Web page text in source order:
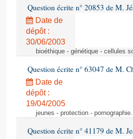
Question écrite n° 20853 de M.
Date de
dépôt :
30/06/2003
bioéthique - génétique - cellules
Question écrite n° 63047 de M.
Date de
dépôt :
19/04/2005
jeunes - protection - pornographie.
Question écrite n° 41179 de M.